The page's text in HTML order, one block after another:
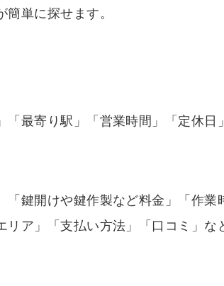
単に探せます。
「最寄り駅」「営業時間」「定休
「鍵開けや鍵作製など料金」「作業
リア」「支払い方法」「口コミ」な